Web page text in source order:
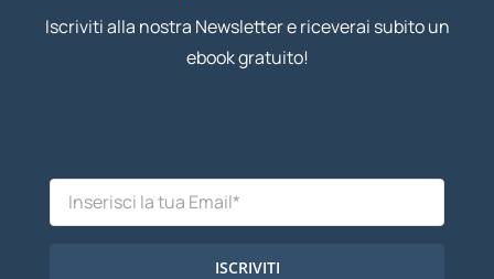
Iscriviti alla nostra Newsletter e riceverai subito un
ebook gratuito!
ISCRIVITI